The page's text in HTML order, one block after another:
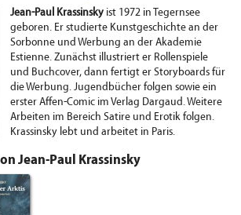
Jean-Paul Krassinsky ist 1972 in Tegernsee
geboren. Er studierte Kunstgeschichte an der
Sorbonne und Werbung an der Akademie
Estienne. Zunächst illustriert er Rollenspiele
und Buchcover, dann fertigt er Storyboards für
die Werbung. Jugendbücher folgen sowie ein
erster Affen-Comic im Verlag Dargaud. Weitere
Arbeiten im Bereich Satire und Erotik folgen.
Krassinsky lebt und arbeitet in Paris.
Jean-Paul Krassinsky